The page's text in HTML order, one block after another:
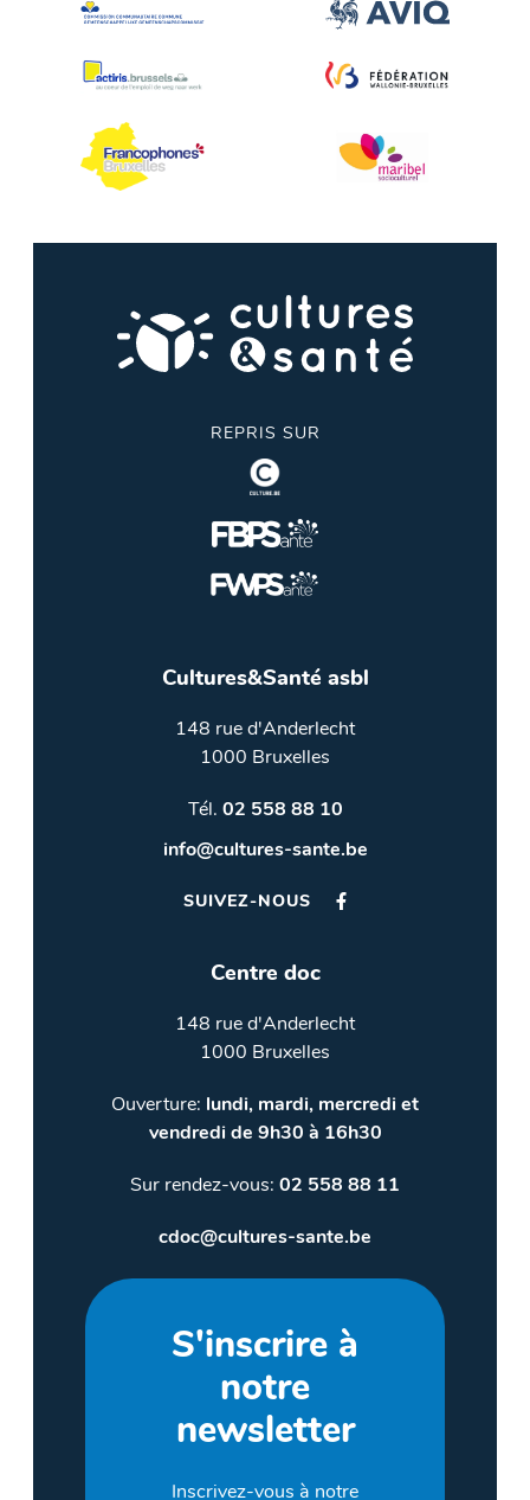
REPRIS SUR
Cultures&Santé asbl
148 rue d'Anderlecht
1000 Bruxelles
Tél. 02 558 88 10
info@cultures-sante.be
SUIVEZ-NOUS
Centre doc
148 rue d'Anderlecht
1000 Bruxelles
Ouverture: lundi, mardi, mercredi et
vendredi de 9h30 à 16h30
Sur rendez-vous: 02 558 88 11
cdoc@cultures-sante.be
S'inscrire à
notre
newsletter
Inscrivez-vous à notre